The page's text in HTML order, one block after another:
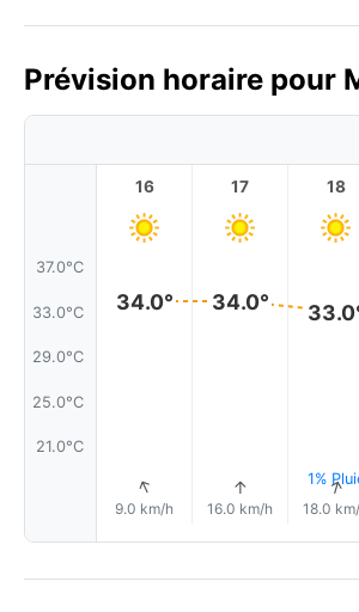
Prévision horaire pour
37.0°C
33.0°C
29.0°C
25.0°C
21.0°C
16
34.0°
↑
9.0 km/h
17
34.0°
↑
16.0 km/h
18
1%↑
18.0